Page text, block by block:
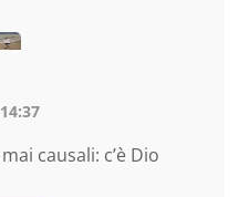
causali: c’è Dio